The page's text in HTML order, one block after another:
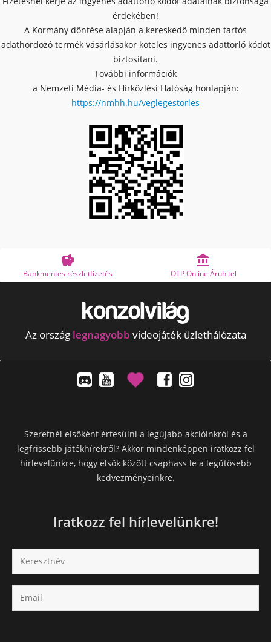
érdekében!
A Kormány döntése alapján a kereskedő minden tartós
adathordozó termék vásárlásakor köteles ingyenes adattörlő kódot
biztosítani.
További információk
a Nemzeti Média- és Hírközlési Hatóság honlapján:
https://nmhh.hu/veglegestorles

Bankmentes részletfizetés

OTP Online Áruhitel
Az ország legnagyobb videojáték üzlethálózata
Szeretnél elsőként értesülni a legújabb akcióinkról és a
legfrissebb játékhírekről? Akkor mindenképpen iratkozz fel
hírlevelünkre, hogy elsők között csaphass le a legütősebb
kedvezményeinkre.
Iratkozz fel hírlevelünkre!